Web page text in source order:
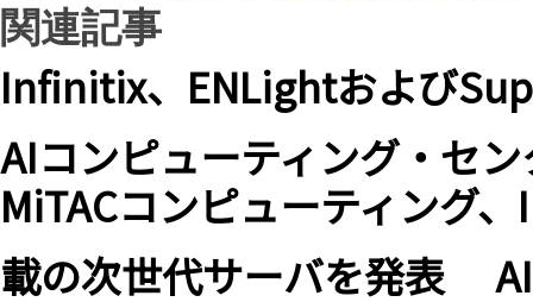
関連記事
Infinitix、ENLightおよび
AIコンピューティング・セ
MiTACコンピューティング
載の次世代サーバを発表